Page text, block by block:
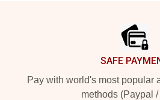
SAFE
Pay with world's most popular
methods (Paypal